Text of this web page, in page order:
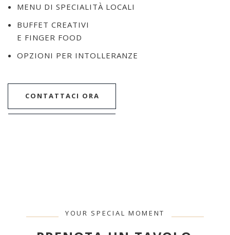
MENU DI SPECIALITÀ LOCALI
BUFFET CREATIVI
E FINGER FOOD
OPZIONI PER INTOLLERANZE
CONTATTACI ORA
YOUR SPECIAL MOMENT